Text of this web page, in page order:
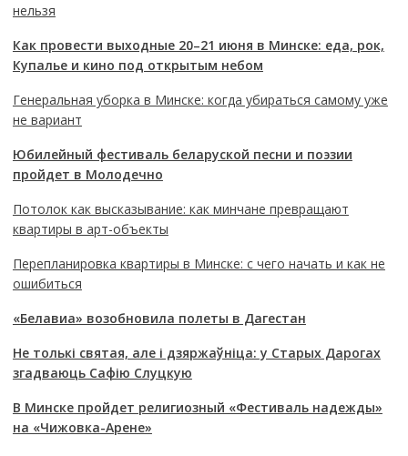
нельзя
Как провести выходные 20–21 июня в Минске: еда, рок,
Купалье и кино под открытым небом
Генеральная уборка в Минске: когда убираться самому уже
не вариант
Юбилейный фестиваль беларуской песни и поэзии
пройдет в Молодечно
Потолок как высказывание: как минчане превращают
квартиры в арт-объекты
Перепланировка квартиры в Минске: с чего начать и как не
ошибиться
«Белавиа» возобновила полеты в Дагестан
Не толькі святая, але і дзяржаўніца: у Старых Дарогах
згадваюць Сафію Слуцкую
В Минске пройдет религиозный «Фестиваль надежды»
на «Чижовка-Арене»